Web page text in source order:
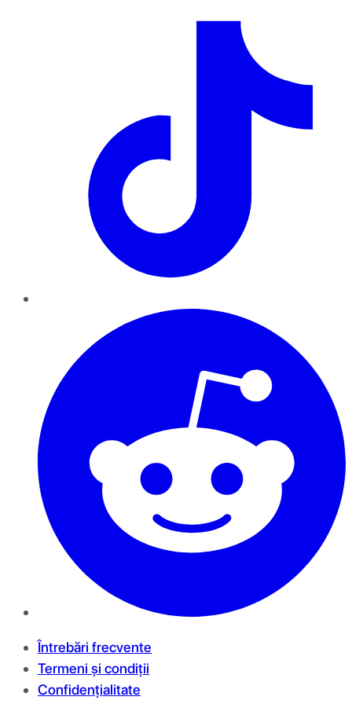
Întrebări frecvente
Termeni și condiții
Confidențialitate